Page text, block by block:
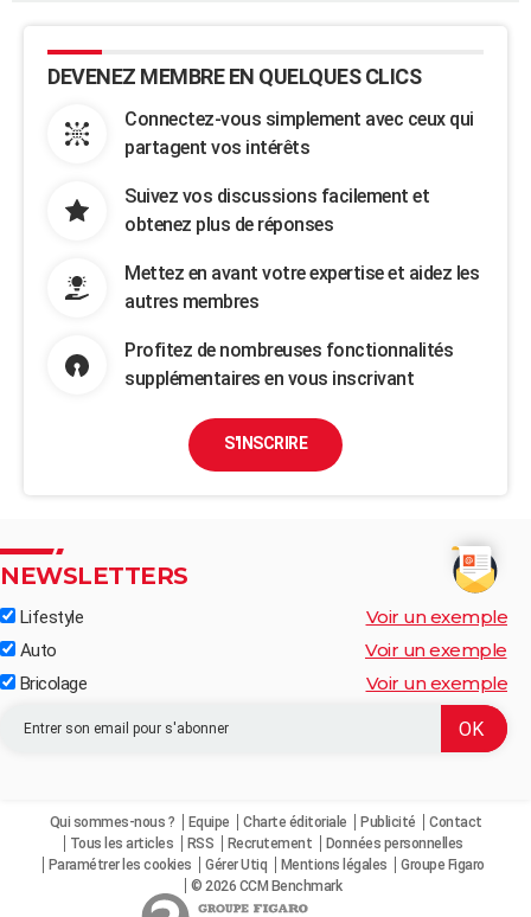
DEVENEZ MEMBRE EN QUELQUES CLICS
Connectez-vous simplement avec ceux qui
partagent vos intérêts
Suivez vos discussions facilement et
obtenez plus de réponses
Mettez en avant votre expertise et aidez les
autres membres
Profitez de nombreuses fonctionnalités
supplémentaires en vous inscrivant
S'INSCRIRE
NEWSLETTERS
Lifestyle Voir un exemple
Auto Voir un exemple
Bricolage Voir un exemple
Qui sommes-nous ? Equipe Charte éditoriale Publicité
Contact
Tous les articles
RSS Recrutement
Données personnelles
Paramétrer les cookies
Gérer Utiq Mentions légales
Groupe Figaro
© 2026 CCM Benchmark